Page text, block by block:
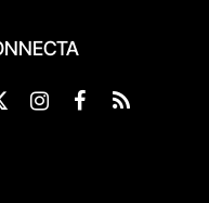
Instagram
Facebook
RSS